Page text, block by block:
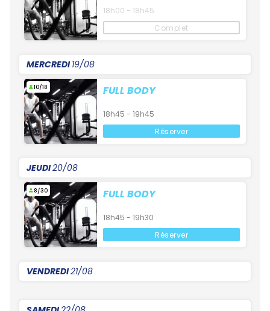
18h00 - 18h45
Complet
MERCREDI19/08
10/18 FULL BODY
18h45 - 19h45
Réserver
JEUDI20/08
8/30 FULL BODY
18h45 - 19h30
Réserver
VENDREDI21/08